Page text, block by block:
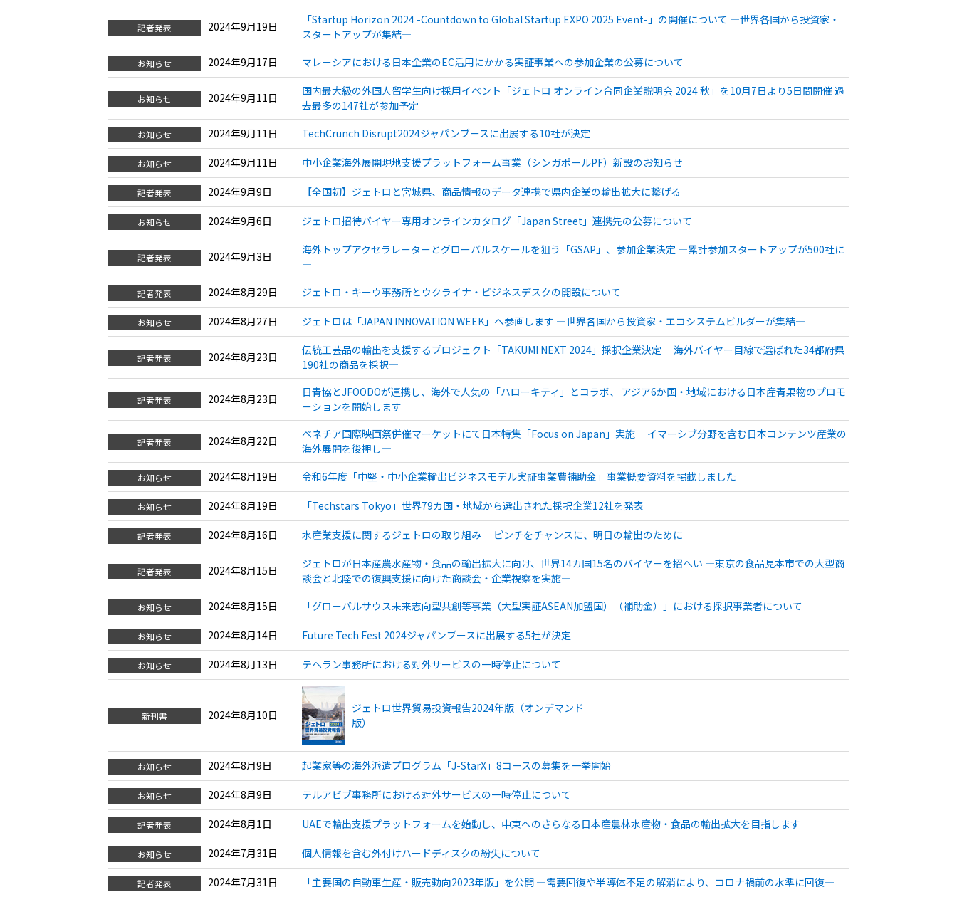
記者発表 2024年9月19日
「Startup Horizon 2024 -Countdown to Global Startup EXPO 2025 Event-」の開催について ―世界各国から投資家・
スタートアップが集結―
お知らせ 2024年9月17日 マレーシアにおける日本企業のEC活用にかかる実証事業への参加企業の公募について
お知らせ 2024年9月11日
国内最大級の外国人留学生向け採用イベント「ジェトロ オンライン合同企業説明会 2024 秋」を10月7日より5日間開催 過
去最多の147社が参加予定
お知らせ 2024年9月11日 TechCrunch Disrupt2024ジャパンブースに出展する10社が決定
お知らせ 2024年9月11日 中小企業海外展開現地支援プラットフォーム事業（シンガポールPF）新設のお知らせ
記者発表 2024年9月9日 【全国初】ジェトロと宮城県、商品情報のデータ連携で県内企業の輸出拡大に繋げる
お知らせ 2024年9月6日 ジェトロ招待バイヤー専用オンラインカタログ「Japan Street」連携先の公募について
記者発表 2024年9月3日
海外トップアクセラレーターとグローバルスケールを狙う「GSAP」、参加企業決定 ―累計参加スタートアップが500社に
―
記者発表 2024年8月29日 ジェトロ・キーウ事務所とウクライナ・ビジネスデスクの開設について
お知らせ 2024年8月27日 ジェトロは「JAPAN INNOVATION WEEK」へ参画します ―世界各国から投資家・エコシステムビルダーが集結―
記者発表 2024年8月23日
伝統工芸品の輸出を支援するプロジェクト「TAKUMI NEXT 2024」採択企業決定 ―海外バイヤー目線で選ばれた34都府県
190社の商品を採択―
記者発表 2024年8月23日
日青協とJFOODOが連携し、海外で人気の「ハローキティ」とコラボ、 アジア6か国・地域における日本産青果物のプロモ
ーションを開始します
記者発表 2024年8月22日
ベネチア国際映画祭併催マーケットにて日本特集「Focus on Japan」実施 ―イマーシブ分野を含む日本コンテンツ産業の
海外展開を後押し―
お知らせ 2024年8月19日 令和6年度「中堅・中小企業輸出ビジネスモデル実証事業費補助金」事業概要資料を掲載しました
お知らせ 2024年8月19日 「Techstars Tokyo」世界79カ国・地域から選出された採択企業12社を発表
記者発表 2024年8月16日 水産業支援に関するジェトロの取り組み ―ピンチをチャンスに、明日の輸出のために―
記者発表 2024年8月15日
ジェトロが日本産農水産物・食品の輸出拡大に向け、世界14カ国15名のバイヤーを招へい ―東京の食品見本市での大型商
談会と北陸での復興支援に向けた商談会・企業視察を実施―
お知らせ 2024年8月15日 「グローバルサウス未来志向型共創等事業（大型実証ASEAN加盟国）（補助金）」における採択事業者について
お知らせ 2024年8月14日 Future Tech Fest 2024ジャパンブースに出展する5社が決定
お知らせ 2024年8月13日 テヘラン事務所における対外サービスの一時停止について
新刊書 2024年8月10日
ジェトロ世界貿易投資報告2024年版（オンデマンド
版）
お知らせ 2024年8月9日 起業家等の海外派遣プログラム「J-StarX」8コースの募集を一挙開始
お知らせ 2024年8月9日 テルアビブ事務所における対外サービスの一時停止について
記者発表 2024年8月1日 UAEで輸出支援プラットフォームを始動し、中東へのさらなる日本産農林水産物・食品の輸出拡大を目指します
お知らせ 2024年7月31日 個人情報を含む外付けハードディスクの紛失について
記者発表 2024年7月31日 「主要国の自動車生産・販売動向2023年版」を公開 ―需要回復や半導体不足の解消により、コロナ禍前の水準に回復―